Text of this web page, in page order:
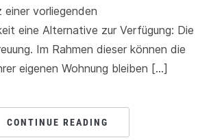
vorliegenden
eine Alternative zur Verfügung: Die
Im Rahmen dieser können die
eigenen Wohnung bleiben […]
CONTINUE READING